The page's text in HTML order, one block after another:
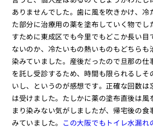
ありませんでした。歯に風を吹きかけ、冷
た部分に治療用の薬を塗布していく物でし
すために東成区でも今里でもどこか長い目
ないのか、冷たいもの熱いものもどちらも
染みていました。産後だったので旦那の仕
を託し受診するため、時間も限られるしそ
いし、というのが感想です。正確な回数は
は受けました。たしかに薬の塗布直後は風
まり染みない気がしましたが、帰宅後の食
みていました。 この大阪でもトイレ水漏れ